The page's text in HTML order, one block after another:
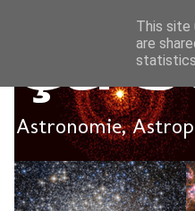
Ça
Astronomie,
This site
are